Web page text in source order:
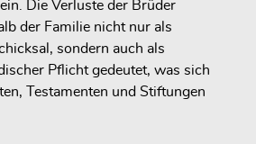
Die Verluste der Brüder
der Familie nicht nur als
sondern auch als
Pflicht gedeutet, was sich
Testamenten und Stiftungen